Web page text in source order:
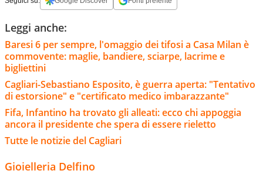
Leggi anche:
Baresi 6 per sempre, l'omaggio dei tifosi a Casa Milan è
commovente: maglie, bandiere, sciarpe, lacrime e
bigliettini
Cagliari-Sebastiano Esposito, è guerra aperta: "Tentativo
di estorsione" e "certificato medico imbarazzante"
Fifa, Infantino ha trovato gli alleati: ecco chi appoggia
ancora il presidente che spera di essere rieletto
Tutte le notizie del Cagliari
Gioielleria Delfino